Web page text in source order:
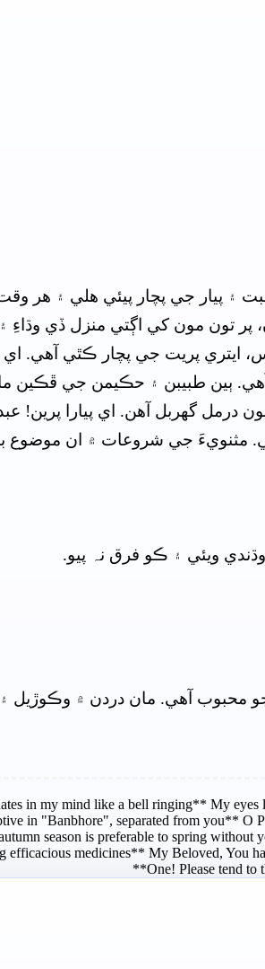
۽ پيار جي پچار پيئي هلي ۽ هر
پر تون مون کي اڳتي منزل ڏي وڌاءِ
پريت جي پچار ڪٿي آهي. اي
ٻين طبيبن ۽ حڪيمن جي ڦڪين
درمل گهربل آهن. اي پيارا پرين!
مثنويءَ جي شروعات ۾ ان موضوع
ويئي ۽ ڪو فرق نہ پيو.
محبوب آهي. مان دردن ۾ وڪوڙيل ۽
in my mind like a bell ringing** My
in "Banbhore", separated from you** O
season is preferable to spring
efficacious medicines** My Beloved, You
One! Please tend